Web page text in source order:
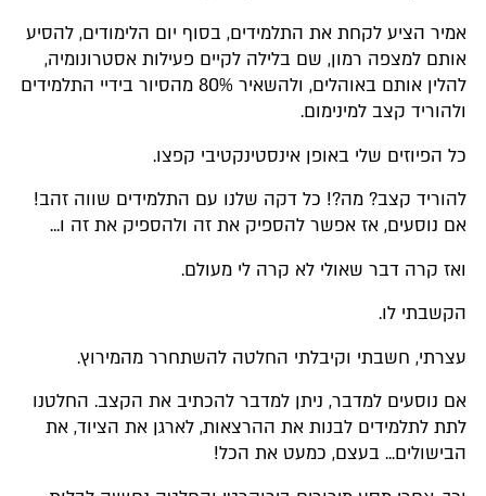
אמיר הציע לקחת את התלמידים, בסוף יום הלימודים, להסיע
אותם למצפה רמון, שם בלילה לקיים פעילות אסטרונומיה,
להלין אותם באוהלים, ולהשאיר 80% מהסיור בידיי התלמידים
ולהוריד קצב למינימום.
כל הפיוזים שלי באופן אינסטינקטיבי קפצו.
להוריד קצב? מה?! כל דקה שלנו עם התלמידים שווה זהב!
אם נוסעים, אז אפשר להספיק את זה ולהספיק את זה ו...
ואז קרה דבר שאולי לא קרה לי מעולם.
הקשבתי לו.
עצרתי, חשבתי וקיבלתי החלטה להשתחרר מהמירוץ.
אם נוסעים למדבר, ניתן למדבר להכתיב את הקצב. החלטנו
לתת לתלמידים לבנות את ההרצאות, לארגן את הציוד, את
הבישולים... בעצם, כמעט את הכל!